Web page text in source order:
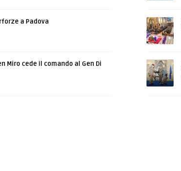
a Padova
Miro cede il comando al Gen Di